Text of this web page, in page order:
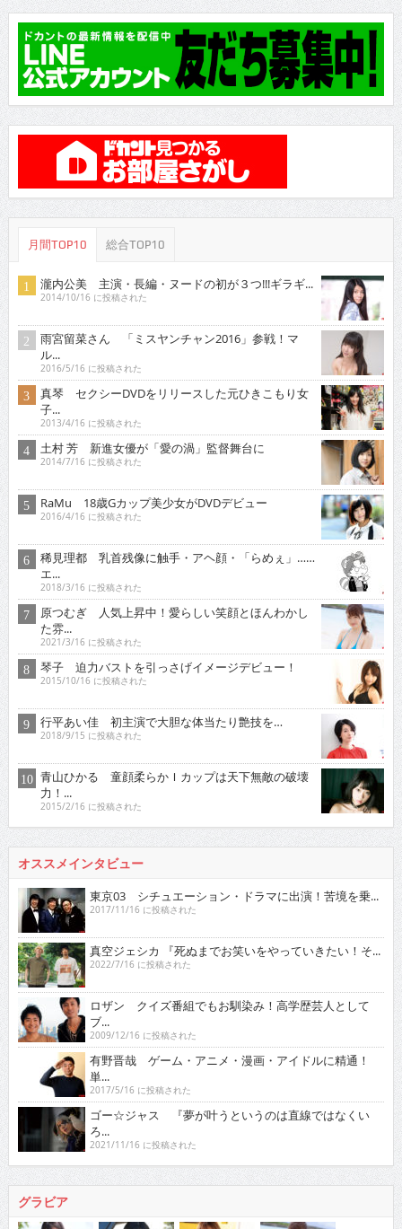
月間TOP10 総合TOP10
瀧内公美 主演・長編・ヌードの初が３つ!!!ギラギ...
2014/10/16 に投稿された
雨宮留菜さん 「ミスヤンチャン2016」参戦！マ
ル...
2016/5/16 に投稿された
真琴 セクシーDVDをリリースした元ひきこもり女
子...
2013/4/16 に投稿された
土村 芳 新進女優が「愛の渦」監督舞台に
2014/7/16 に投稿された
RaMu 18歳Gカップ美少女がDVDデビュー
2016/4/16 に投稿された
稀見理都 乳首残像に触手・アヘ顔・「らめぇ」……
エ...
2018/3/16 に投稿された
原つむぎ 人気上昇中！愛らしい笑顔とほんわかし
た雰...
2021/3/16 に投稿された
琴子 迫力バストを引っさげイメージデビュー！
2015/10/16 に投稿された
行平あい佳 初主演で大胆な体当たり艶技を…
2018/9/15 に投稿された
青山ひかる 童顔柔らかＩカップは天下無敵の破壊
力！...
2015/2/16 に投稿された
オススメインタビュー
東京03 シチュエーション・ドラマに出演！苦境を乗...
2017/11/16 に投稿された
真空ジェシカ 『死ぬまでお笑いをやっていきたい！そ...
2022/7/16 に投稿された
ロザン クイズ番組でもお馴染み！高学歴芸人として
ブ...
2009/12/16 に投稿された
有野晋哉 ゲーム・アニメ・漫画・アイドルに精通！
単...
2017/5/16 に投稿された
ゴー☆ジャス 『夢が叶うというのは直線ではなくい
ろ...
2021/11/16 に投稿された
グラビア